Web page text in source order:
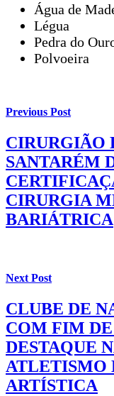
Água de
Légua
Pedra do
Polvoeira
Previous Post
CIRURGIÃO
SANTARÉM
CIRURGIA
BARIÁTRICA
Next Post
CLUBE DE
COM FIM
DESTAQUE
ATLETISMO
ARTÍSTICA